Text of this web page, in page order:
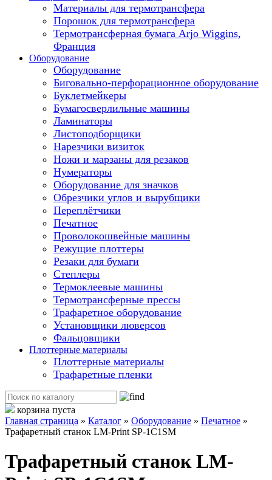
Материалы для термотрансфера
Порошок для термотрансфера
Термотрансферная бумага Arjo Wiggins,
Франция
Оборудование
Оборудование
Биговально-перфорационное оборудование
Буклетмейкеры
Бумагосверлильные машины
Ламинаторы
Листоподборщики
Нарезчики визиток
Ножи и марзаны для резаков
Нумераторы
Оборудование для значков
Обрезчики углов и вырубщики
Переплётчики
Печатное
Проволокошвейные машины
Режущие плоттеры
Резаки для бумаги
Степлеры
Термоклеевые машины
Термотрансферные прессы
Трафаретное оборудование
Установщики люверсов
Фальцовщики
Плоттерные материалы
Плоттерные материалы
Трафаретные пленки
корзина пуста
Главная страница » Каталог » Оборудование » Печатное »
Трафаретный станок LM-Print SP-1C1SM
Трафаретный станок LM-